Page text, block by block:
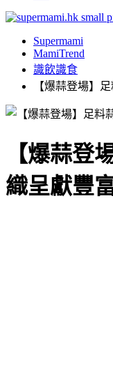
Supermami
MamiTrend
識飲識食
【爆蒜登場】
【爆蒜登
織呈獻豐